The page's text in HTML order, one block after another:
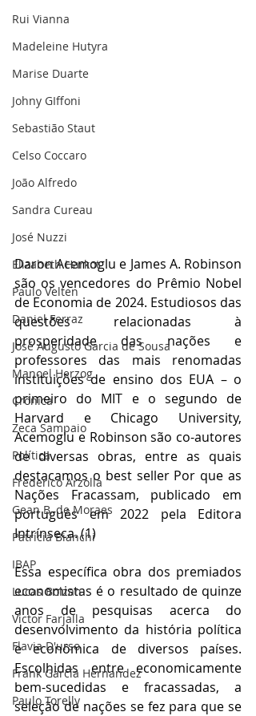
Rui Vianna
Madeleine Hutyra
Marise Duarte
Johny GIffoni
Sebastião Staut
Celso Coccaro
João Alfredo
Sandra Cureau
José Nuzzi
Elizabeth Harkot
Paulo Velten
Daniel Ferraz
José Augusto Garcia de Sousa
Manoel Herzog
Crônica
Zeca Sampaio
Política
Frederico Arzolla
Gean B. de Moraes
Patrícia Bianchi
IBAP
Lucas Bolzan
Victor Farjalla
Flavia D'urso
Frank García Hernandez
Paulo Torelly
Daron Acemoglu e James A. Robinson
são os vencedores do Prêmio Nobel
de Economia de 2024. Estudiosos das
questões relacionadas à
prosperidade das nações e
professores das mais renomadas
instituições de ensino dos EUA – o
primeiro do MIT e o segundo de
Harvard e Chicago University,
Acemoglu e Robinson são co-autores
de diversas obras, entre as quais
destacamos o best seller Por que as
Nações Fracassam, publicado em
português em 2022 pela Editora
Intrínseca. (1)
Essa específica obra dos premiados
economistas é o resultado de quinze
anos de pesquisas acerca do
desenvolvimento da história política
e econômica de diversos países.
Escolhidas entre economicamente
bem-sucedidas e fracassadas, a
seleção de nações se fez para que se